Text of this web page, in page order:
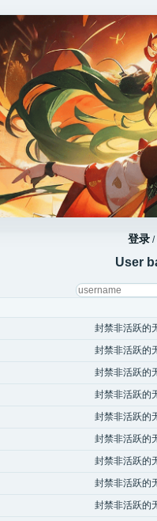
登录/
User
封禁非活跃的
封禁非活跃的
封禁非活跃的
封禁非活跃的
封禁非活跃的
封禁非活跃的
封禁非活跃的
封禁非活跃的
封禁非活跃的